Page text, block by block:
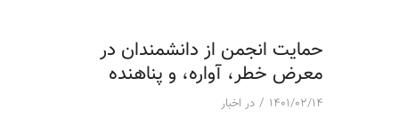
حمایت انجمن از دانشمندان در
معرض خطر، آواره، و پناهنده
۱۴۰۱/۰۲/۱۴ / در اخبار